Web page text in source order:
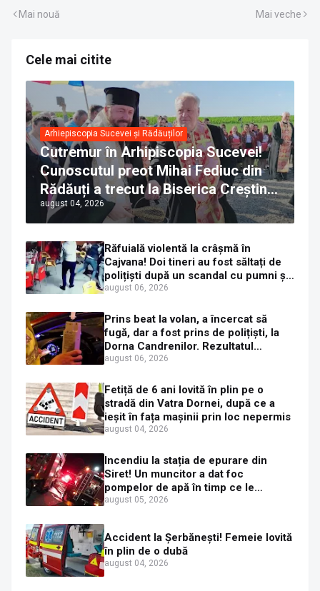
Mai nouă Mai veche
Cele mai citite
Arhiepiscopia Sucevei și Rădăuților
Cutremur în Arhipiscopia Sucevei!
Cunoscutul preot Mihai Fediuc din
Rădăuți a trecut la Biserica Creștină
Ortodoxă Valahă. ÎPS Calinic anunță
că îi pregătește judecata canonică
august 04, 2026
Răfuială violentă la crâșmă în
Cajvana! Doi tineri au fost săltați de
polițiști după un scandal cu pumni și
mașini distruse
august 06, 2026
Prins beat la volan, a încercat să
fugă, dar a fost prins de polițiști, la
Dorna Candrenilor. Rezultatul
etilotestului: 1,59 mg/l alcool pur în
august 06, 2026
Fetiță de 6 ani lovită în plin pe o
stradă din Vatra Dornei, după ce a
ieșit în fața mașinii prin loc nepermis
august 04, 2026
Incendiu la stația de epurare din
Siret! Un muncitor a dat foc
pompelor de apă în timp ce le
alimenta cu combustibil
august 05, 2026
Accident la Șerbănești! Femeie lovită
în plin de o dubă
august 04, 2026